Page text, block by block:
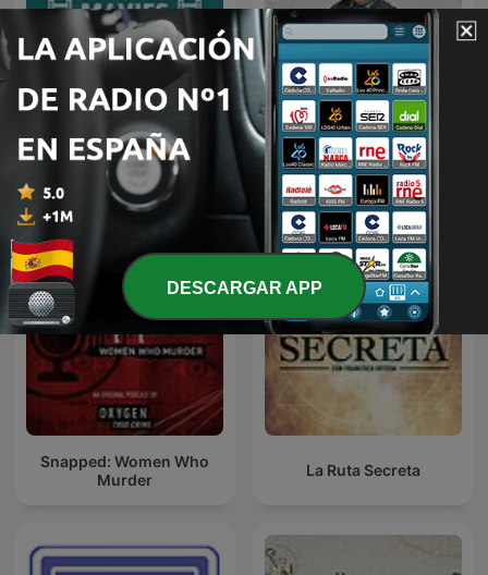
House of Movies. El
Podcast de Decine21
Es Cine
Más podcasts internacionales de Cine y TV
Snapped: Women Who
Murder
La Ruta Secreta
DESCARGAR APP